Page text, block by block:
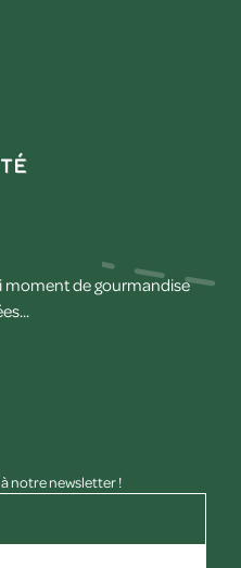
moment de gourmandise
notre newsletter !